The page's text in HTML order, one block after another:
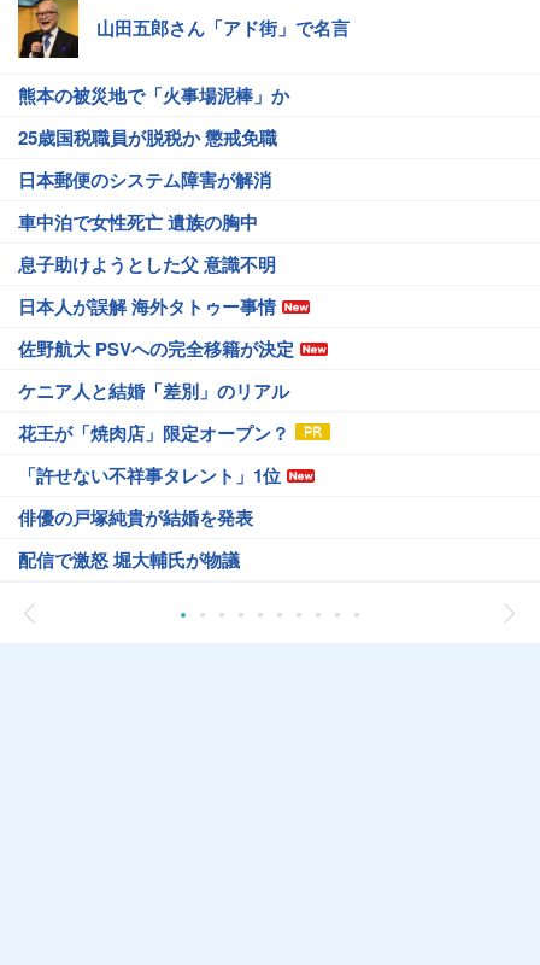
山田五郎さん「アド街」で名言
熊本の被災地で「火事場泥棒」か
25歳国税職員が脱税か 懲戒免職
日本郵便のシステム障害が解消
車中泊で女性死亡 遺族の胸中
息子助けようとした父 意識不明
日本人が誤解 海外タトゥー事情
佐野航大 PSVへの完全移籍が決定
ケニア人と結婚「差別」のリアル
花王が「焼肉店」限定オープン？
「許せない不祥事タレント」1位
俳優の戸塚純貴が結婚を発表
配信で激怒 堀大輔氏が物議